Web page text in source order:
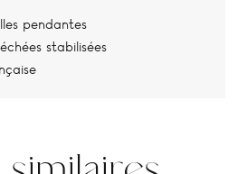
pendantes
stabilisées